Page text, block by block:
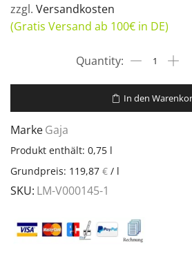
zzgl. Versandkosten
(Gratis Versand ab 100€ in DE)
In den
MarkeGaja
Produkt enthält: 0,75 l
Grundpreis: 119,87 € / l
SKU: LM-V000145-1